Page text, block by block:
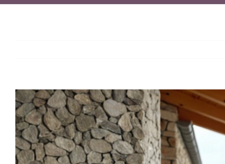
View
Larger
Image